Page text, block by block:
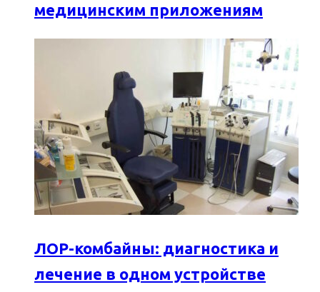
медицинским приложениям
ЛОР-комбайны: диагностика и
лечение в одном устройстве